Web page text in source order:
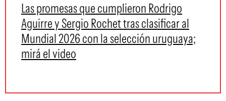
Las promesas que cumplieron Rodrigo
Aguirre y Sergio Rochet tras clasificar al
Mundial 2026 con la selección uruguaya;
mirá el video